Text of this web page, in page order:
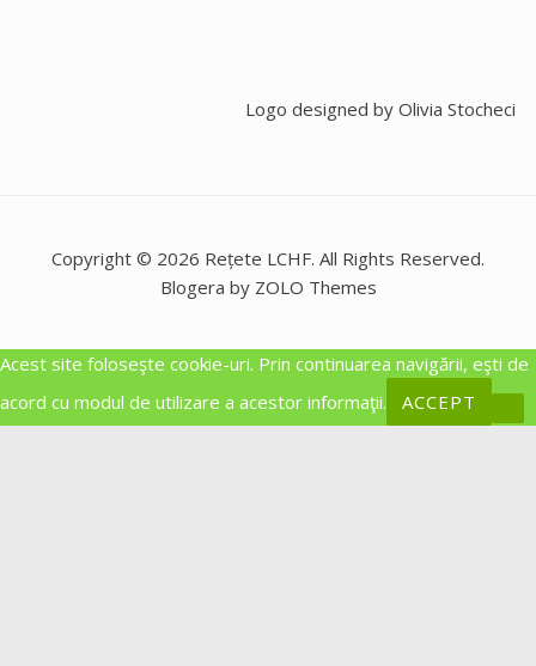
Logo designed by Olivia Stocheci
Copyright © 2026 Rețete LCHF. All Rights Reserved.
Blogera by ZOLO Themes
Acest site foloseşte cookie-uri. Prin continuarea navigării, eşti de
acord cu modul de utilizare a acestor informaţii.
ACCEPT